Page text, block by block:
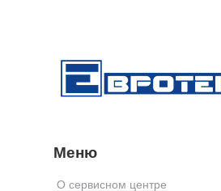
Меню
О сервисном центре